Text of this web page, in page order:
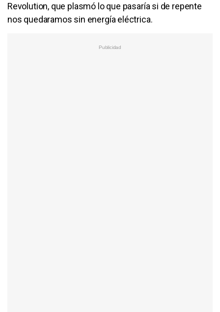
Revolution, que plasmó lo que pasaría si de repente
nos quedaramos sin energía eléctrica.